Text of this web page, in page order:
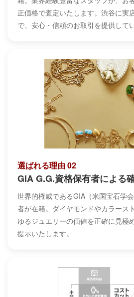
正価格で査定いたします。渋谷に実
で、安心・信頼のお取引を提供してい
選ばれる理由 02
GIA G.G.資格保有者による
世界的権威であるGIA（米国宝石学
者が在籍。ダイヤモンドやカラース
ゆるジュエリーの価値を正確に見極
提示いたします。